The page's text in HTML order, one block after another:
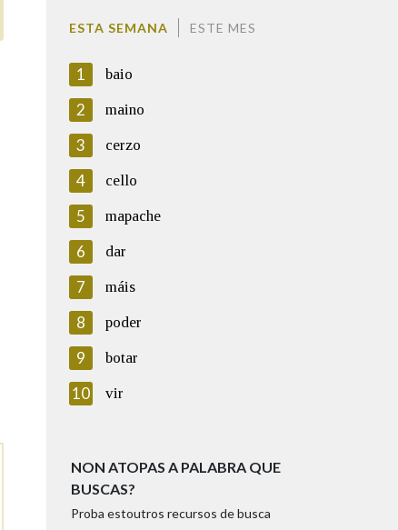
ESTA SEMANA ESTE MES
1 baio
2 maino
3 cerzo
4 cello
5 mapache
6 dar
7 máis
8 poder
9 botar
10 vir
NON ATOPAS A PALABRA QUE
BUSCAS?
Proba estoutros recursos de busca